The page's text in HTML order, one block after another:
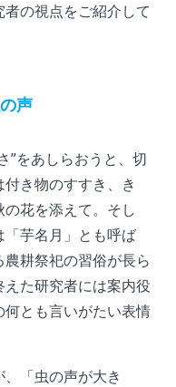
の視点をご紹介して
声
”をあしらおうと、切
き物のすすき、き
花を添えて。そし
芋名月」とも呼ば
耕祭祀の習俗が長ら
た研究者には案内役
とも言いがたい表情
「虫の声が大き